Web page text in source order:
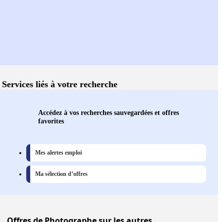
Services liés à votre recherche
Accédez à vos recherches sauvegardées et offres
favorites
Mes alertes emploi
Ma sélection d’offres